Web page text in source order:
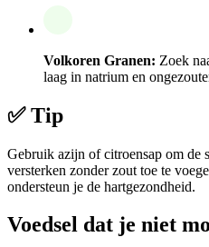
Volkoren Granen: Zoek
laag in natrium en
✅ Tip
Gebruik azijn of citroensap om de
versterken zonder zout toe te
ondersteun je de hartgezondheid.
Voedsel dat je niet